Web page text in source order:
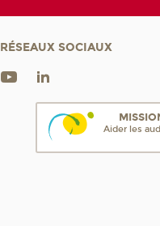
RÉSEAUX SOCIAUX
Aider les